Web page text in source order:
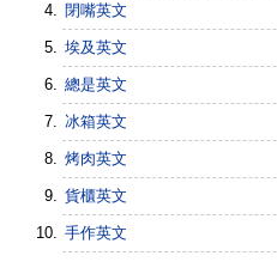
閉嘴英文
埃及英文
總是英文
冰箱英文
烤肉英文
貨櫃英文
手作英文